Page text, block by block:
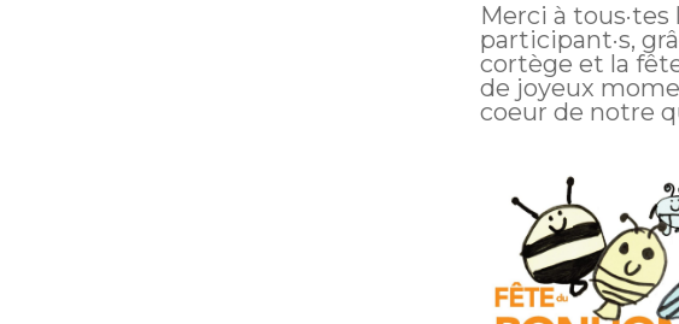
Merci à tous·tes
participant·s,
cortège et la
de joyeux
coeur de notre